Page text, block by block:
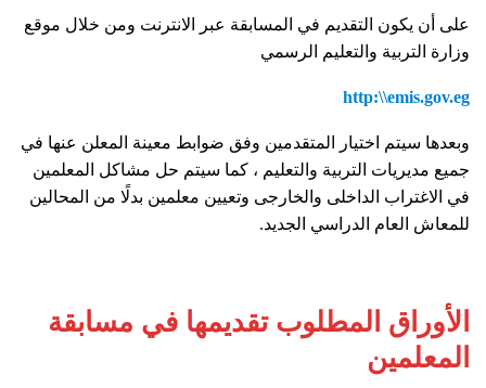
على أن يكون التقديم في المسابقة عبر الانترنت ومن خلال موقع
وزارة التربية والتعليم الرسمي
http:\\emis.gov.eg
وبعدها سيتم اختيار المتقدمين وفق ضوابط معينة المعلن عنها في
جميع مديريات التربية والتعليم ، كما سيتم حل مشاكل المعلمين
في الاغتراب الداخلى والخارجى وتعيين معلمين بدلًا من المحالين
للمعاش العام الدراسي الجديد.
الأوراق المطلوب تقديمها في مسابقة
المعلمين